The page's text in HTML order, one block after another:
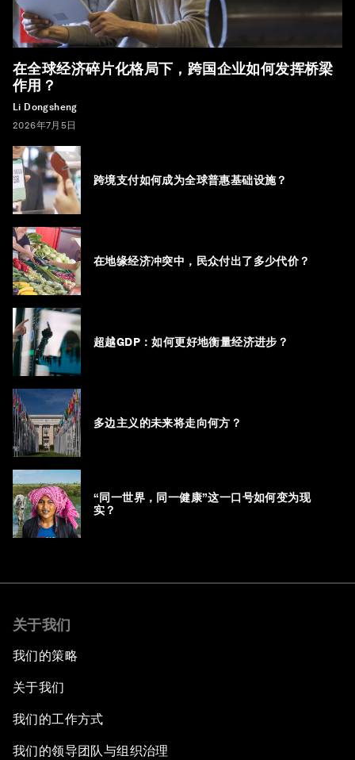
在全球经济碎片化格局下，跨国企业如何发挥桥梁
作用？
Li Dongsheng
2026年7月5日
跨境支付如何成为全球普惠基础设施？
在地缘经济冲突中，民众付出了多少代价？
超越GDP：如何更好地衡量经济进步？
多边主义的未来将走向何方？
“同一世界，同一健康”这一口号如何变为现
实？
关于我们
我们的策略
关于我们
我们的工作方式
我们的领导团队与组织治理